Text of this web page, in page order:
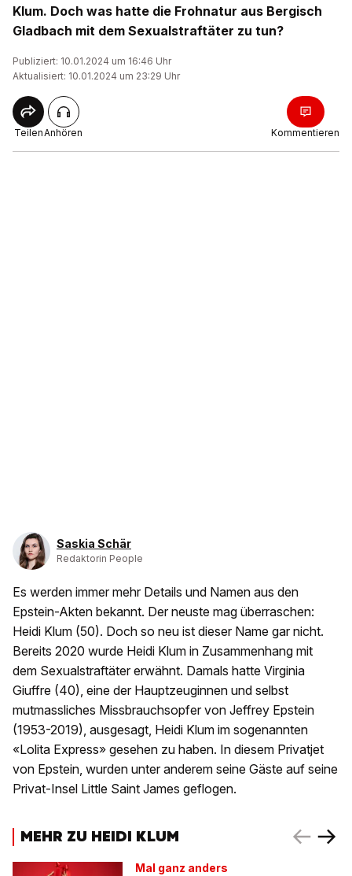
Klum. Doch was hatte die Frohnatur aus Bergisch
Gladbach mit dem Sexualstraftäter zu tun?
Publiziert: 10.01.2024 um 16:46 Uhr
Aktualisiert: 10.01.2024 um 23:29 Uhr
TeilenAnhören Kommentieren
Saskia Schär
Redaktorin People
Es werden immer mehr Details und Namen aus den
Epstein-Akten bekannt. Der neuste mag überraschen:
Heidi Klum (50). Doch so neu ist dieser Name gar nicht.
Bereits 2020 wurde Heidi Klum in Zusammenhang mit
dem Sexualstraftäter erwähnt. Damals hatte Virginia
Giuffre (40), eine der Hauptzeuginnen und selbst
mutmassliches Missbrauchsopfer von Jeffrey Epstein
(1953-2019), ausgesagt, Heidi Klum im sogenannten
«Lolita Express» gesehen zu haben. In diesem Privatjet
von Epstein, wurden unter anderem seine Gäste auf seine
Privat-Insel Little Saint James geflogen.
MEHR ZU HEIDI KLUM
Mal ganz anders